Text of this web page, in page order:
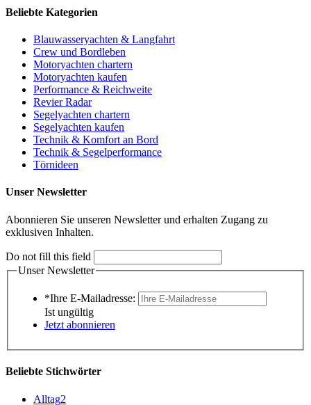
Beliebte Kategorien
Blauwasseryachten & Langfahrt
Crew und Bordleben
Motoryachten chartern
Motoryachten kaufen
Performance & Reichweite
Revier Radar
Segelyachten chartern
Segelyachten kaufen
Technik & Komfort an Bord
Technik & Segelperformance
Törnideen
Unser Newsletter
Abonnieren Sie unseren Newsletter und erhalten Zugang zu
exklusiven Inhalten.
Do not fill this field
Unser Newsletter
*Ihre E-Mailadresse:
Ist ungültig
Jetzt abonnieren
Beliebte Stichwörter
Alltag2